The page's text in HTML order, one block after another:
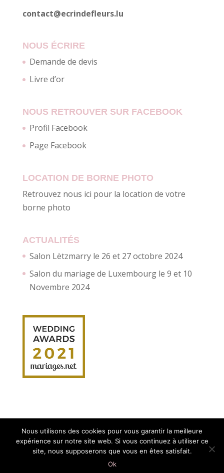
contact@ecrindefleurs.lu
NOUS ÉCRIRE
Demande de devis
Livre d’or
NOUS RETROUVER SUR FACEBOOK
Profil Facebook
Page Facebook
LOCATION DE BORNE PHOTO
Retrouvez nous ici pour la location de votre
borne photo
ACTUALITÉS
Salon Lëtzmarry le 26 et 27 octobre 2024
Salon du mariage de Luxembourg le 9 et 10
Novembre 2024
Création site internet : Myriam Corbet
Webcommunication
Nous utilisons des cookies pour vous garantir la meilleure
expérience sur notre site web. Si vous continuez à utiliser ce
site, nous supposerons que vous en êtes satisfait.
Ok